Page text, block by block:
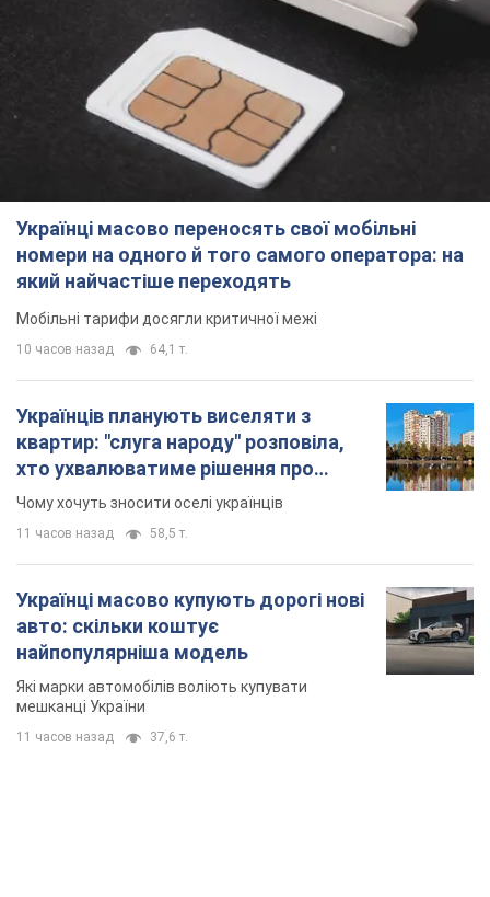
Українці масово переносять свої мобільні
номери на одного й того самого оператора: на
який найчастіше переходять
Мобільні тарифи досягли критичної межі
10 часов назад 64,1 т.
Українців планують виселяти з
квартир: "слуга народу" розповіла,
хто ухвалюватиме рішення про
знесення будинків
Чому хочуть зносити оселі українців
11 часов назад 58,5 т.
Українці масово купують дорогі нові
авто: скільки коштує
найпопулярніша модель
Які марки автомобілів воліють купувати
мешканці України
11 часов назад 37,6 т.